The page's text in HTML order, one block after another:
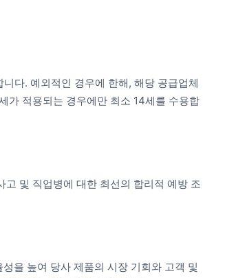
다. 예외적인 경우에 한해, 해당 공급업체
가 적용되는 경우에만 최소 14세를 수용합
및 직업병에 대한 최선의 합리적 예방 조
을 높여 당사 제품의 시장 기회와 고객 및